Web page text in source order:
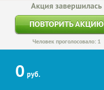
Акция завершилась
ПОВТОРИТЬ АКЦИЮ
Человек проголосовало: 1
0 руб.